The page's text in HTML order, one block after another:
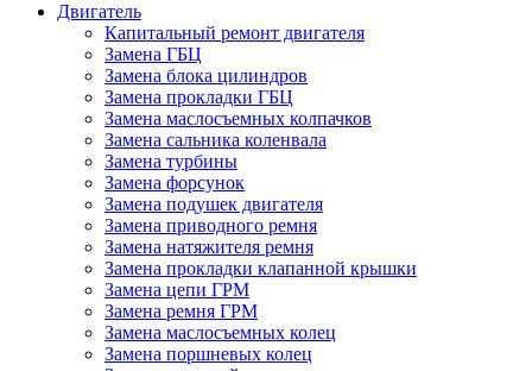
Двигатель
Капитальный ремонт двигателя
Замена ГБЦ
Замена блока цилиндров
Замена прокладки ГБЦ
Замена маслосъемных колпачков
Замена сальника коленвала
Замена турбины
Замена форсунок
Замена подушек двигателя
Замена приводного ремня
Замена натяжителя ремня
Замена прокладки клапанной крышки
Замена цепи ГРМ
Замена ремня ГРМ
Замена маслосъемных колец
Замена поршневых колец